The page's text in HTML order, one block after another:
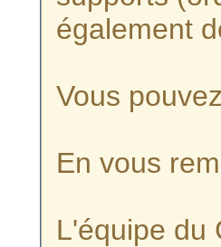
également
Vous
En vous
L'équipe du